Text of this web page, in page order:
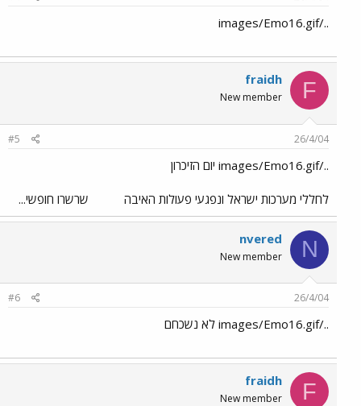
../images/Emo16.gif
F
fraidh
New member
26/4/04
#5
../images/Emo16.gif יום הזיכרון
לחללי מערכות ישראל ונפגעי פעולות האיבה שרשרו חופשי...
N
nvered
New member
26/4/04
#6
../images/Emo16.gif לא נשכחם
F
fraidh
New member